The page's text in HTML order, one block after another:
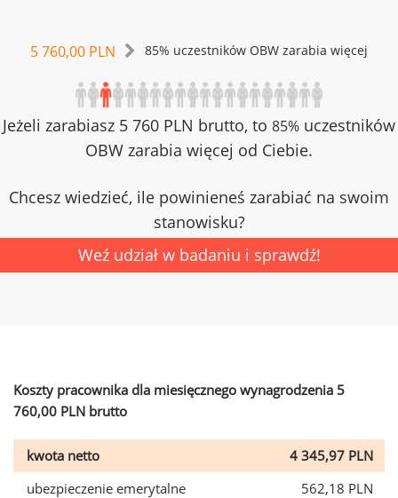
5 760,00 PLN 85% uczestników OBW zarabia więcej
Jeżeli zarabiasz 5 760 PLN brutto, to 85% uczestników
OBW zarabia więcej od Ciebie.
Chcesz wiedzieć, ile powinieneś zarabiać na swoim
stanowisku?
Weź udział w badaniu i sprawdź!
Koszty pracownika dla miesięcznego wynagrodzenia 5
760,00 PLN brutto
kwota netto
4 345,97 PLN
ubezpieczenie emerytalne
562,18 PLN